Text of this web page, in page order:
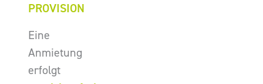
PROVISION
Eine
Anmietung
erfolgt